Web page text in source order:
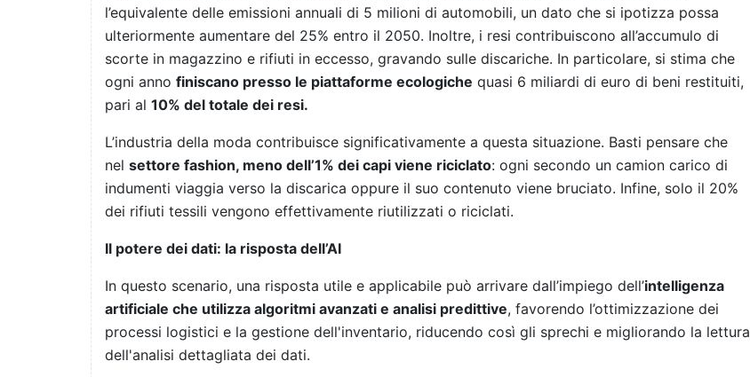
l’equivalente delle emissioni annuali di 5 milioni di automobili, un dato che si ipotizza possa
ulteriormente aumentare del 25% entro il 2050. Inoltre, i resi contribuiscono all’accumulo di
scorte in magazzino e rifiuti in eccesso, gravando sulle discariche. In particolare, si stima che
ogni anno finiscano presso le piattaforme ecologiche quasi 6 miliardi di euro di beni restituiti,
pari al 10% del totale dei resi.
L’industria della moda contribuisce significativamente a questa situazione. Basti pensare che
nel settore fashion, meno dell’1% dei capi viene riciclato: ogni secondo un camion carico di
indumenti viaggia verso la discarica oppure il suo contenuto viene bruciato. Infine, solo il 20%
dei rifiuti tessili vengono effettivamente riutilizzati o riciclati.
Il potere dei dati: la risposta dell’AI
In questo scenario, una risposta utile e applicabile può arrivare dall’impiego dell’intelligenza
artificiale che utilizza algoritmi avanzati e analisi predittive, favorendo l’ottimizzazione dei
processi logistici e la gestione dell'inventario, riducendo così gli sprechi e migliorando la lettura
dell'analisi dettagliata dei dati.